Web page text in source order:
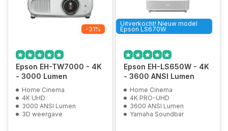
-31%
Epson EH-TW7000 - 4K
- 3000 Lumen
Home Cinema
4K UHD
3000 ANSI Lumen
3D weergave
Uitverkocht! Nieuw model
Epson LS670W
Epson EH-LS650W - 4K
- 3600 ANSI Lumen
Home Cinema
4K PRO-UHD
3600 ANSI Lumen
Yamaha Soundbar